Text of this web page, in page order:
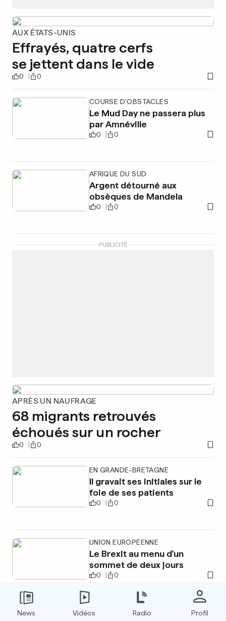
AUX ÉTATS-UNIS
Effrayés, quatre cerfs
se jettent dans le vide
0 0
COURSE D'OBSTACLES
Le Mud Day ne passera plus
par Amnéville
0 0
AFRIQUE DU SUD
Argent détourné aux
obsèques de Mandela
0 0
PUBLICITÉ
APRÈS UN NAUFRAGE
68 migrants retrouvés
échoués sur un rocher
0 0
EN GRANDE-BRETAGNE
Il gravait ses initiales sur le
foie de ses patients
0 0
UNION EUROPÉENNE
Le Brexit au menu d'un
sommet de deux jours
0 0
News Vidéos Radio Profil